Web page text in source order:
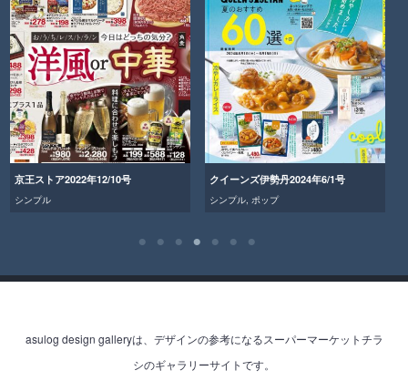
京王ストア2022年12/10号
シンプル
クイーンズ伊勢丹2024年6/1号
シンプル, ポップ
asulog design galleryは、デザインの参考になるスーパーマーケットチラ
シのギャラリーサイトです。